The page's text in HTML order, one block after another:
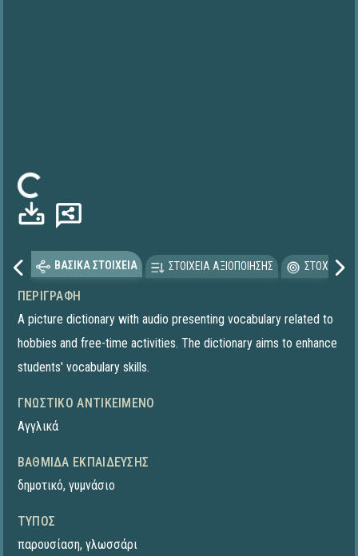
Φόρτωση...
ΒΑΣΙΚΑ ΣΤΟΙΧΕΙΑ ΣΤΟΙΧΕΙΑ ΑΞΙΟΠΟΙΗΣΗΣ
ΠΕΡΙΓΡΑΦΉ
A picture dictionary with audio presenting vocabulary related to
hobbies and free-time activities. The dictionary aims to enhance
students' vocabulary skills.
ΓΝΩΣΤΙΚΌ ΑΝΤΙΚΕΊΜΕΝΟ
Αγγλικά
ΒΑΘΜΊΔΑ ΕΚΠΑΊΔΕΥΣΗΣ
δημοτικό, γυμνάσιο
ΤΎΠΟΣ
παρουσίαση, γλωσσάρι